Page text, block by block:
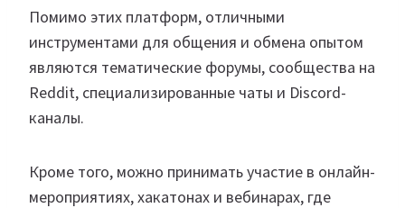
Помимо этих платформ, отличными
инструментами для общения и обмена опытом
являются тематические форумы, сообщества на
Reddit, специализированные чаты и Discord-
каналы.
Кроме того, можно принимать участие в онлайн-
мероприятиях, хакатонах и вебинарах, где